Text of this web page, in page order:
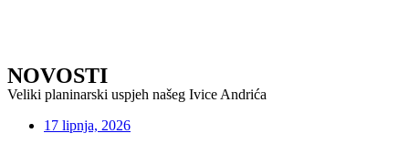
NOVOSTI
Veliki planinarski uspjeh našeg Ivice Andrića
17 lipnja, 2026